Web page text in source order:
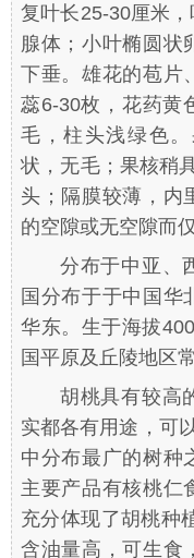
复叶长25-30厘米
腺体；小叶椭圆状
下垂。雄花的苞片
蕊6-30枚，花药黄
毛，柱头浅绿色
状，无毛；果核稍
头；隔膜较薄，内
的空隙或无空隙而
分布于中亚、
国分布于于中国华
华东。生于海拔
国平原及丘陵地区
胡桃具有较高
实都各有用途，可
中分布最广的树种
主要产品有核桃仁
充分体现了胡桃种
含油量高，可生食